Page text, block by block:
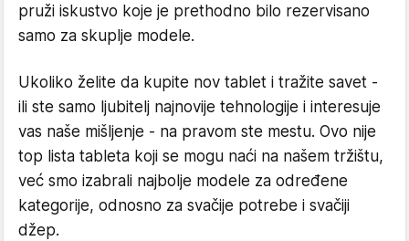
pruži iskustvo koje je prethodno bilo rezervisano
samo za skuplje modele.
Ukoliko želite da kupite nov tablet i tražite savet -
ili ste samo ljubitelj najnovije tehnologije i interesuje
vas naše mišljenje - na pravom ste mestu. Ovo nije
top lista tableta koji se mogu naći na našem tržištu,
već smo izabrali najbolje modele za određene
kategorije, odnosno za svačije potrebe i svačiji
džep.